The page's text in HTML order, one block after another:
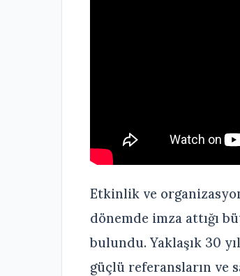
Etkinlik ve
dönemde imza attığı
bulundu. Yaklaşık 30
güçlü referansların ve